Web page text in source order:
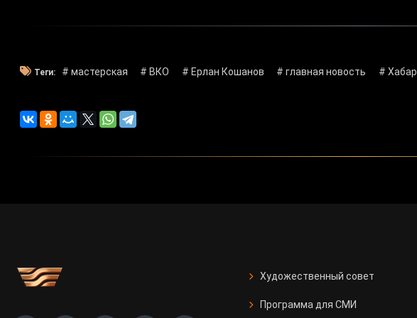
Теги: # мастерская # ВКО # Ерлан Кошанов # главная новость # Хабар
Художественный совет
Программа для СМИ